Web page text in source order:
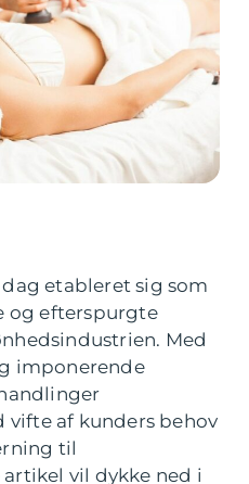
dag etableret sig som
og efterspurgte
Med
imponerende
af kunders behov
til
vil dykke ned i